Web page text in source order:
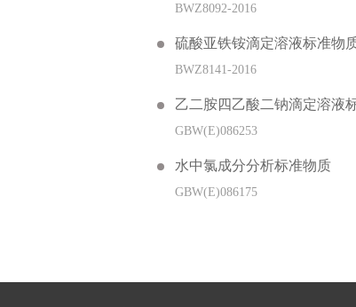
BWZ8092-2016
硫酸亚铁铵滴定溶液标准物
BWZ8141-2016
乙二胺四乙酸二钠滴定溶液
GBW(E)086253
水中氯成分分析标准物质
GBW(E)086175